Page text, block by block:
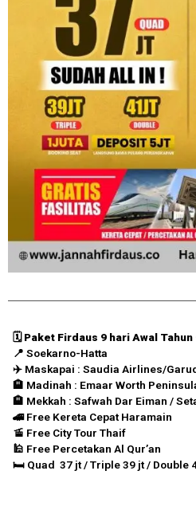
🗓️ Paket Firdaus 9 hari Awal Tahun –
📍 Soekarno-Hatta
✈️ Maskapai : Saudia Airlines/
🏨 Madinah : Emaar Worth
🏨 Mekkah : Safwah Dar Eiman /
🚄 Free Kereta Cepat Haramain
🚡 Free City Tour Thaif
🕌 Free Percetakan Al Qur’an
🛏️ Quad 37 jt / Triple 39 jt / Double